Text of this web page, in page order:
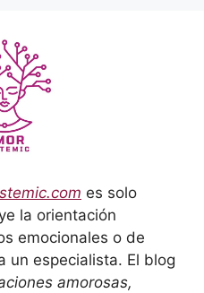
es solo
la orientación
emocionales o de
un especialista. El blog
amorosas,